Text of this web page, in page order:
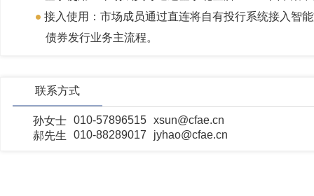
接入使用：市场成员通过直连将自有投行系统接入智
债券发行业务主流程。
联系方式
孙女士 010-57896515 xsun@cfae.cn
郝先生
010-88289017 jyhao@cfae.cn